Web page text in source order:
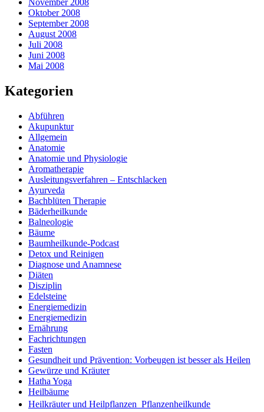
Oktober 2008
September 2008
August 2008
Juli 2008
Juni 2008
Mai 2008
Kategorien
Abführen
Akupunktur
Allgemein
Anatomie
Anatomie und Physiologie
Aromatherapie
Ausleitungsverfahren – Entschlacken
Ayurveda
Bachblüten Therapie
Bäderheilkunde
Balneologie
Bäume
Baumheilkunde-Podcast
Detox und Reinigen
Diagnose und Anamnese
Diäten
Disziplin
Edelsteine
Energiemedizin
Energiemedizin
Ernährung
Fachrichtungen
Fasten
Gesundheit und Prävention: Vorbeugen ist besser als Heilen
Gewürze und Kräuter
Hatha Yoga
Heilbäume
Heilkräuter und Heilpflanzen  Pflanzenheilkunde